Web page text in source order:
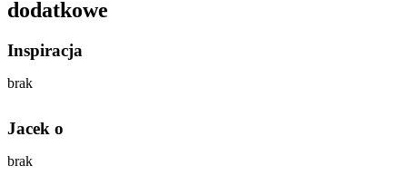
dodatkowe
Inspiracja
brak
Jacek o
brak